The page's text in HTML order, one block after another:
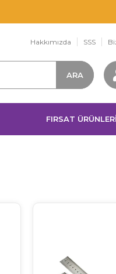
Hakkımızda SSS
FIRSAT ÜRÜNLERİ